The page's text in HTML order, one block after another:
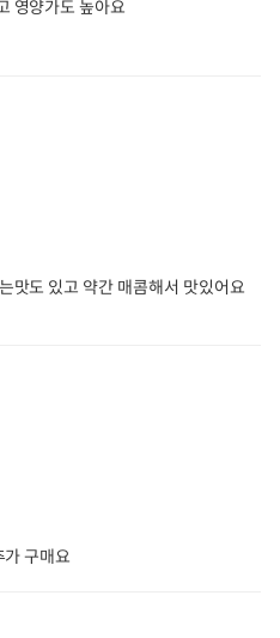
영양가도 높아요
가 구매요